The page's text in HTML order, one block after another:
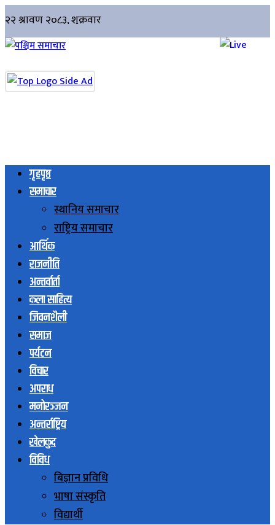
गृहपृष्ठ
समाचार
स्थानिय समाचार
राष्ट्रिय समाचार
आर्थिक
राजनीति
अन्तर्वार्ता
कला साहित्य
जिवनशैली
समाज
पर्यटन
विचार
अपराध
मनोरञ्जन
अन्तर्राष्ट्रिय
खेलकुद
विविध
बिज्ञान प्रविधि
भाषा संस्कृति
विद्यार्थी